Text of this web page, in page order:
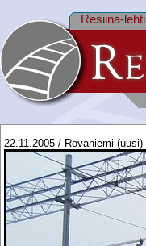
Resiina-lehti
22.11.2005 / Rovaniemi (uusi)